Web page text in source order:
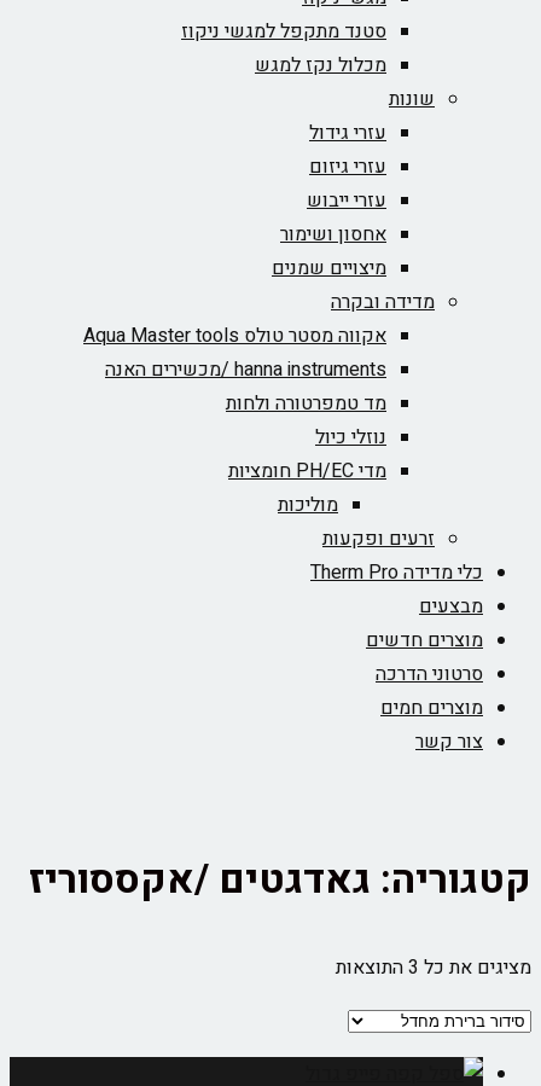
סטנד מתקפל למגשי ניקוז
מכלול נקז למגש
שונות
עזרי גידול
עזרי גיזום
עזרי ייבוש
אחסון ושימור
מיצויים שמנים
מדידה ובקרה
אקווה מסטר טולס Aqua Master tools
hanna instruments /מכשירים האנה
מד טמפרטורה ולחות
נוזלי כיול
מדי PH/EC חומציות
מוליכות
זרעים ופקעות
כלי מדידה Therm Pro
מבצעים
מוצרים חדשים
סרטוני הדרכה
מוצרים חמים
צור קשר
קטגוריה: גאדגטים /אקססוריז
מציגים את כל ⁦3⁩ התוצאות